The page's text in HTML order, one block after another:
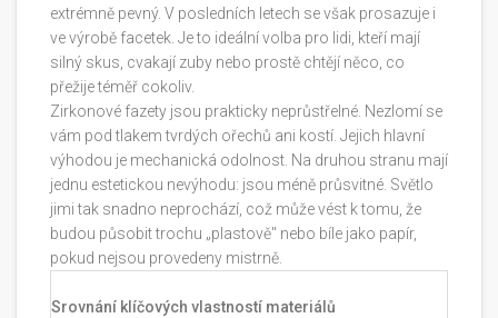
extrémně pevný. V posledních letech se však prosazuje i
ve výrobě facetek. Je to ideální volba pro lidi, kteří mají
silný skus, cvakají zuby nebo prostě chtějí něco, co
přežije téměř cokoliv.
Zirkonové fazety jsou prakticky neprůstřelné. Nezlomí se
vám pod tlakem tvrdých ořechů ani kostí. Jejich hlavní
výhodou je mechanická odolnost. Na druhou stranu mají
jednu estetickou nevýhodu: jsou méně průsvitné. Světlo
jimi tak snadno neprochází, což může vést k tomu, že
budou působit trochu „plastově" nebo bíle jako papír,
pokud nejsou provedeny mistrně.
Srovnání klíčových vlastností materiálů